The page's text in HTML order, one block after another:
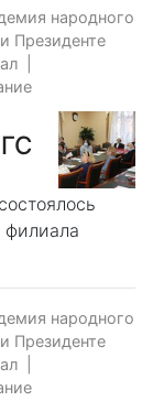
народного
Президенте
филиала
народного
Президенте